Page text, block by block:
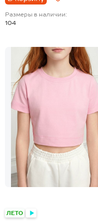
Размеры в наличии:
104
ЛЕТО